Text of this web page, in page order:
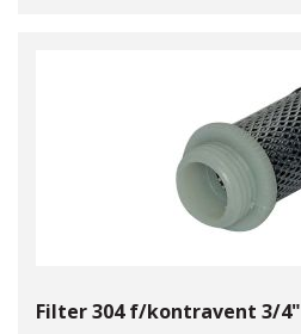
Filter 304 f/kontravent 3/4"